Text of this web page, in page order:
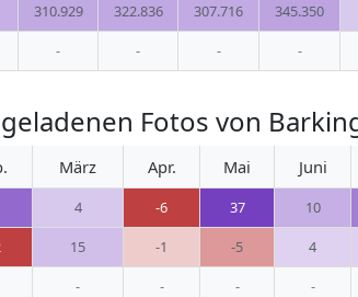
310.929 322.836 307.716 345.350
- - - -
Fotos von
März Apr. Mai Juni
4 -6 37 10
15 -1 -5 4
- - - -